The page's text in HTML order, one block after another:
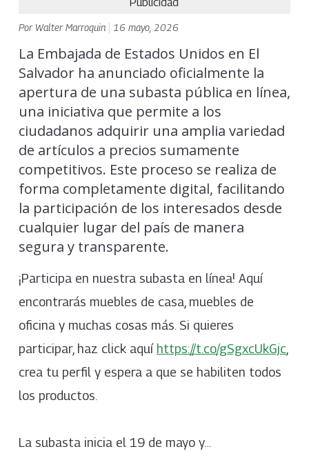
Por Walter Marroquin 16 mayo, 2026
La Embajada de Estados Unidos en El
Salvador ha anunciado oficialmente la
apertura de una subasta pública en línea,
una iniciativa que permite a los
ciudadanos adquirir una amplia variedad
de artículos a precios sumamente
competitivos. Este proceso se realiza de
forma completamente digital, facilitando
la participación de los interesados desde
cualquier lugar del país de manera
segura y transparente.
¡Participa en nuestra subasta en línea! Aquí
encontrarás muebles de casa, muebles de
oficina y muchas cosas más. Si quieres
participar, haz click aquí https://t.co/gSgxcUkGjc,
crea tu perfil y espera a que se habiliten todos
los productos.
La subasta inicia el 19 de mayo y…